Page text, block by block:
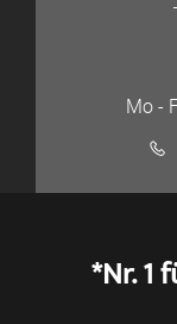
Mo -
*Nr. 1